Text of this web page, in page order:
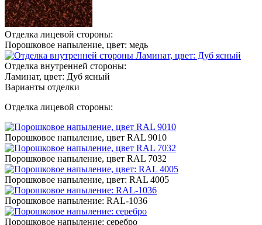
Отделка лицевой стороны:
Порошковое напыление, цвет: медь
Отделка внутренней стороны:
Ламинат, цвет: Дуб ясный
Варианты отделки
Отделка лицевой стороны:
Порошковое напыление, цвет RAL 9010
Порошковое напыление, цвет RAL 7032
Порошковое напыление, цвет: RAL 4005
Порошковое напыление: RAL-1036
Порошковое напыление: серебро